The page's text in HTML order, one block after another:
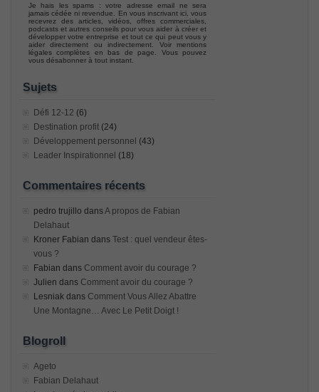
Je hais les spams : votre adresse email ne sera
jamais cédée ni revendue. En vous inscrivant ici, vous
recevrez des articles, vidéos, offres commerciales,
podcasts et autres conseils pour vous aider à créer et
développer votre entreprise et tout ce qui peut vous y
aider directement ou indirectement. Voir mentions
légales complètes en bas de page. Vous pouvez
vous désabonner à tout instant.
Sujets
Défi 12-12 (6)
Destination profit (24)
Développement personnel (43)
Leader Inspirationnel (18)
Commentaires récents
pedro trujillo dansA propos de Fabian
Delahaut
Kroner Fabian dans Test : quel vendeur êtes-
vous ?
Fabian dans Comment avoir du courage ?
Julien dans Comment avoir du courage ?
Lesniak dans Comment Vous Allez Abattre
Une Montagne… Avec Le Petit Doigt !
Blogroll
Ageto
Fabian Delahaut